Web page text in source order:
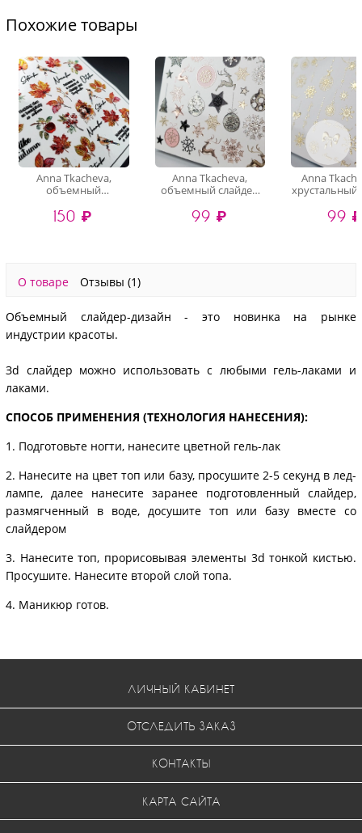
Похожие товары
Anna Tkacheva,
объемный
слайдер-дизайн 4D-
016 (crystal)
150 ₽
Anna Tkacheva,
объемный слайдер
99 ₽
Anna
хрустальный
99 ₽
О товаре Отзывы (1)
Объемный слайдер-дизайн - это новинка на рынке
индустрии красоты.
Зd слайдер можно использовать с любыми гель-лаками и
лаками.
СПОСОБ ПРИМЕНЕНИЯ (ТЕХНОЛОГИЯ НАНЕСЕНИЯ):
1. Подготовьте ногти, нанесите цветной гель-лак
2. Нанесите на цвет топ или базу, просушите 2-5 секунд в лед-
лампе, далее нанесите заранее подготовленный слайдер,
размягченный в воде, досушите топ или базу вместе со
слайдером
3. Нанесите топ, прорисовывая элементы 3d тонкой кистью.
Просушите. Нанесите второй слой топа.
4. Маникюр готов.
ЛИЧНЫЙ КАБИНЕТ
ОТСЛЕДИТЬ ЗАКАЗ
КОНТАКТЫ
КАРТА САЙТА